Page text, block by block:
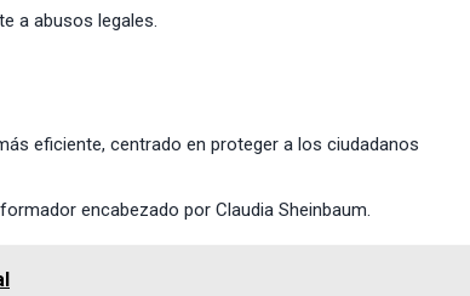
a abusos legales.
eficiente, centrado en proteger a los ciudadanos
encabezado por Claudia Sheinbaum.